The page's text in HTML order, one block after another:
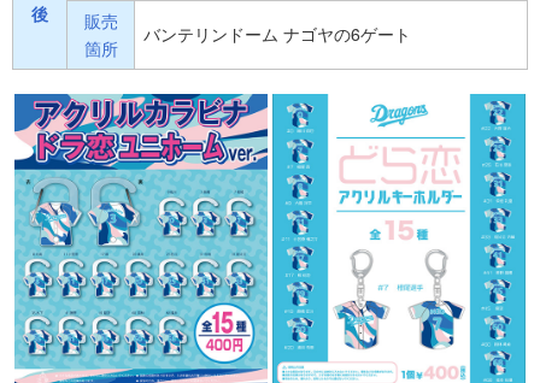
後
販売
箇所
バンテリンドーム ナゴヤの6ゲート